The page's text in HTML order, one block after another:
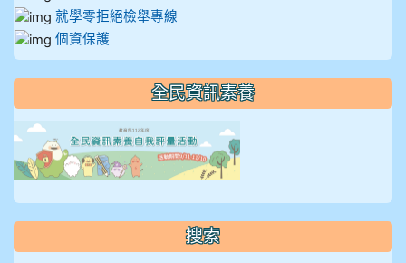
就學零拒絕檢舉專線
個資保護
全民資訊素養
搜索